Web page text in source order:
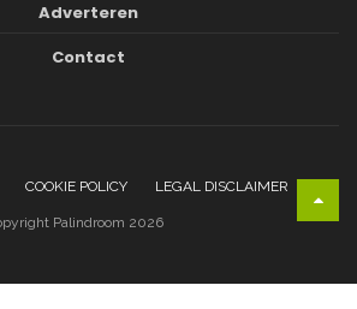
Adverteren
Contact
COOKIE POLICY LEGAL DISCLAIMER
Palindroom 2026